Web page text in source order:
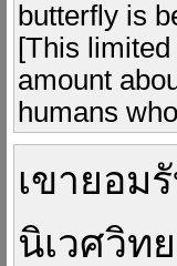
butterfly is
[This
amount
humans
เขายอม
นิเวศวิท